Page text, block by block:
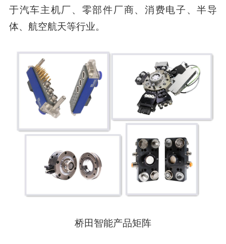
于汽车主机厂、零部件厂商、消费电子、半导
体、航空航天等行业。
桥田智能产品矩阵